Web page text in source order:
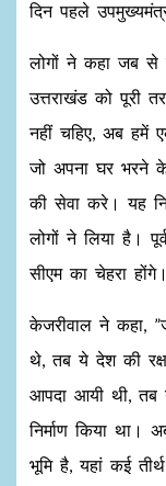
दिन पहले
लोगों ने कहा जब से
उत्तराखंड को पूरी
नहीं चहिए, अब हमें
जो अपना घर भरने के
की सेवा करे। यह
लोगों ने लिया है।
सीएम का चेहरा
केजरीवाल ने कहा,
थे, तब ये देश की
आपदा आयी थी, तब
निर्माण किया
भूमि है, यहां कई